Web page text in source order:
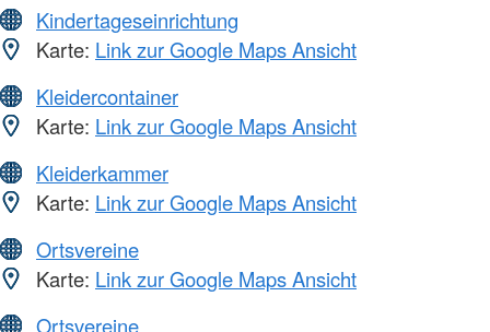
Kindertageseinrichtung
Karte: Link zur Google Maps Ansicht
Kleidercontainer
Karte: Link zur Google Maps Ansicht
Kleiderkammer
Karte: Link zur Google Maps Ansicht
Ortsvereine
Karte: Link zur Google Maps Ansicht
Ortsvereine